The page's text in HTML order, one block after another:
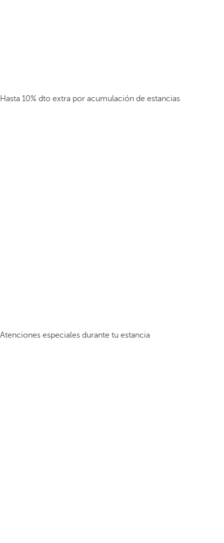
Hasta 10% dto extra por acumulación de estancias
Atenciones especiales durante tu estancia